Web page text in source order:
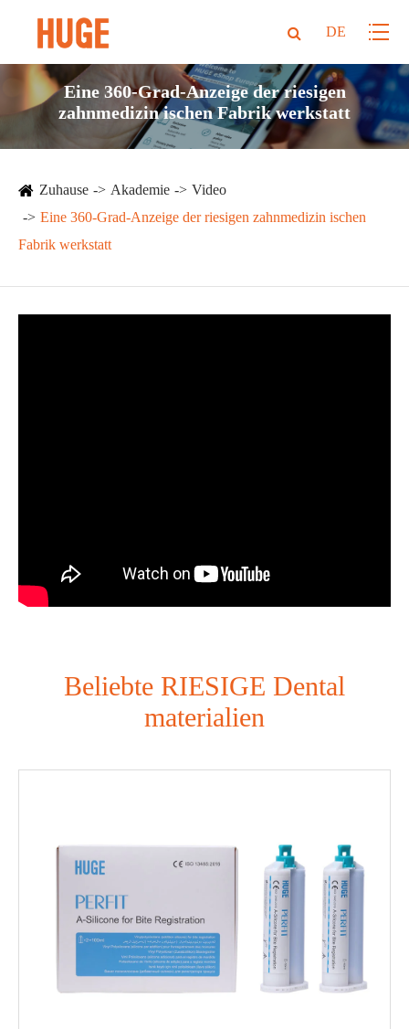
DE
Eine 360-Grad-Anzeige der riesigen
zahnmedizin ischen Fabrik werkstatt
Zuhause Akademie
Video
Eine 360-Grad-Anzeige der riesigen zahnmedizin ischen
Fabrik werkstatt
Beliebte RIESIGE Dental
materialien